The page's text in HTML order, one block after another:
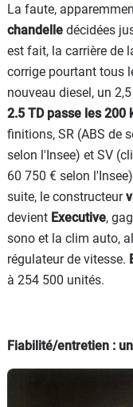
La faute,
chandelle décidées
est fait, la carrière de
corrige pourtant tous
nouveau diesel, un
2.5 TD passe les 200
finitions, SR (ABS de
selon l'Insee) et SV
60 750 € selon
suite, le constructeur
devient Executive,
sono et la clim auto,
régulateur de vitesse.
à 254 500 unités.
Fiabilité/entretien :